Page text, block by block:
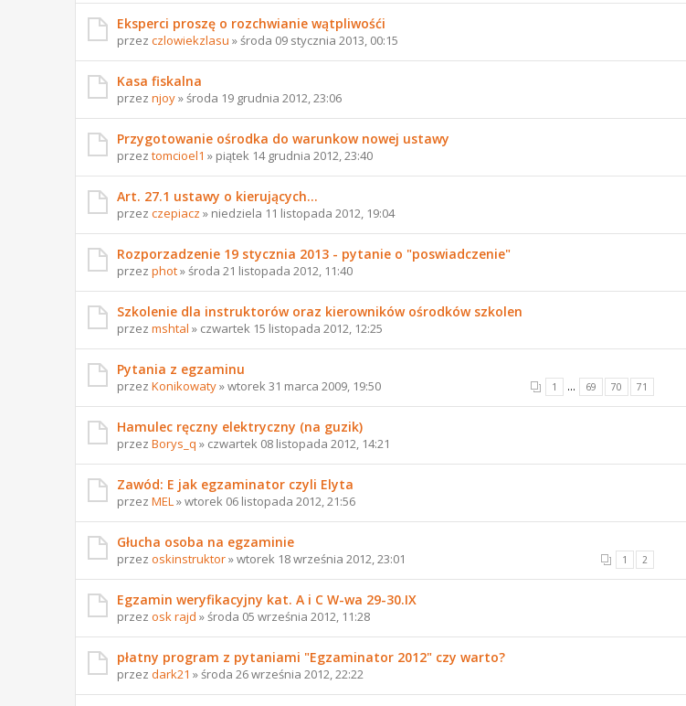
Eksperci proszę o rozchwianie wątpliwośći
przez czlowiekzlasu » środa 09 stycznia 2013, 00:15
Kasa fiskalna
przez njoy» środa 19 grudnia 2012, 23:06
Przygotowanie ośrodka do warunkow nowej ustawy
przez tomcioel1 » piątek 14 grudnia 2012, 23:40
Art. 27.1 ustawy o kierujących...
przez czepiacz » niedziela 11 listopada 2012, 19:04
Rozporzadzenie 19 stycznia 2013 - pytanie o "poswiadczenie"
przez phot» środa 21 listopada 2012, 11:40
Szkolenie dla instruktorów oraz kierowników ośrodków szkolen
przez mshtal » czwartek 15 listopada 2012, 12:25
Pytania z egzaminu
1 ... 69 70 71
przez Konikowaty» wtorek 31 marca 2009, 19:50
Hamulec ręczny elektryczny (na guzik)
przez Borys_q » czwartek 08 listopada 2012, 14:21
Zawód: E jak egzaminator czyli Elyta
przez MEL » wtorek 06 listopada 2012, 21:56
Głucha osoba na egzaminie
1 2
przez oskinstruktor» wtorek 18 września 2012, 23:01
Egzamin weryfikacyjny kat. A i C W-wa 29-30.IX
przez osk rajd » środa 05 września 2012, 11:28
płatny program z pytaniami "Egzaminator 2012" czy warto?
przez dark21 » środa 26 września 2012, 22:22